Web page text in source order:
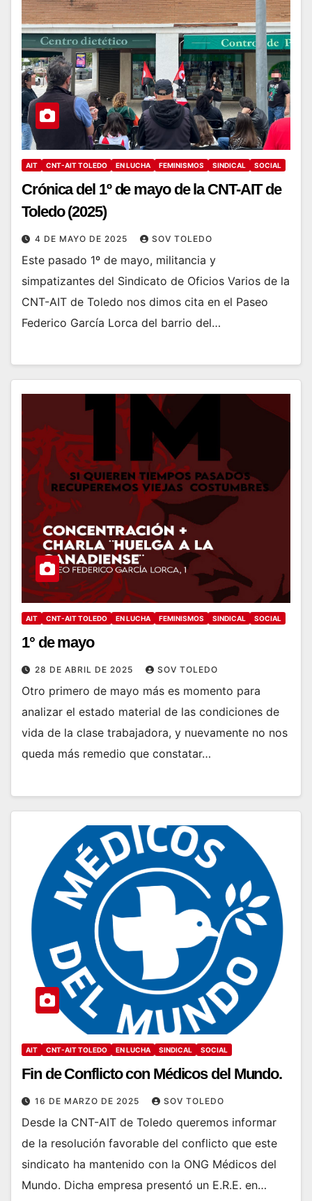
AIT CNT-AIT TOLEDO EN LUCHA FEMINISMOS SINDICAL SOCIAL
Crónica del 1º de mayo de la CNT-AIT de
Toledo (2025)
4 DE MAYO DE 2025 SOV TOLEDO
Este pasado 1º de mayo, militancia y
simpatizantes del Sindicato de Oficios Varios de la
CNT-AIT de Toledo nos dimos cita en el Paseo
Federico García Lorca del barrio del…
AIT CNT-AIT TOLEDO EN LUCHA FEMINISMOS SINDICAL SOCIAL
1° de mayo
28 DE ABRIL DE 2025 SOV TOLEDO
Otro primero de mayo más es momento para
analizar el estado material de las condiciones de
vida de la clase trabajadora, y nuevamente no nos
queda más remedio que constatar…
AIT CNT-AIT TOLEDO EN LUCHA SINDICAL SOCIAL
Fin de Conflicto con Médicos del Mundo.
16 DE MARZO DE 2025 SOV TOLEDO
Desde la CNT-AIT de Toledo queremos informar
de la resolución favorable del conflicto que este
sindicato ha mantenido con la ONG Médicos del
Mundo. Dicha empresa presentó un E.R.E. en…